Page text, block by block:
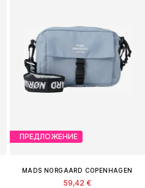
ПРЕДЛОЖЕНИЕ
MADS NORGAARD COPENHAGEN
59,42 €